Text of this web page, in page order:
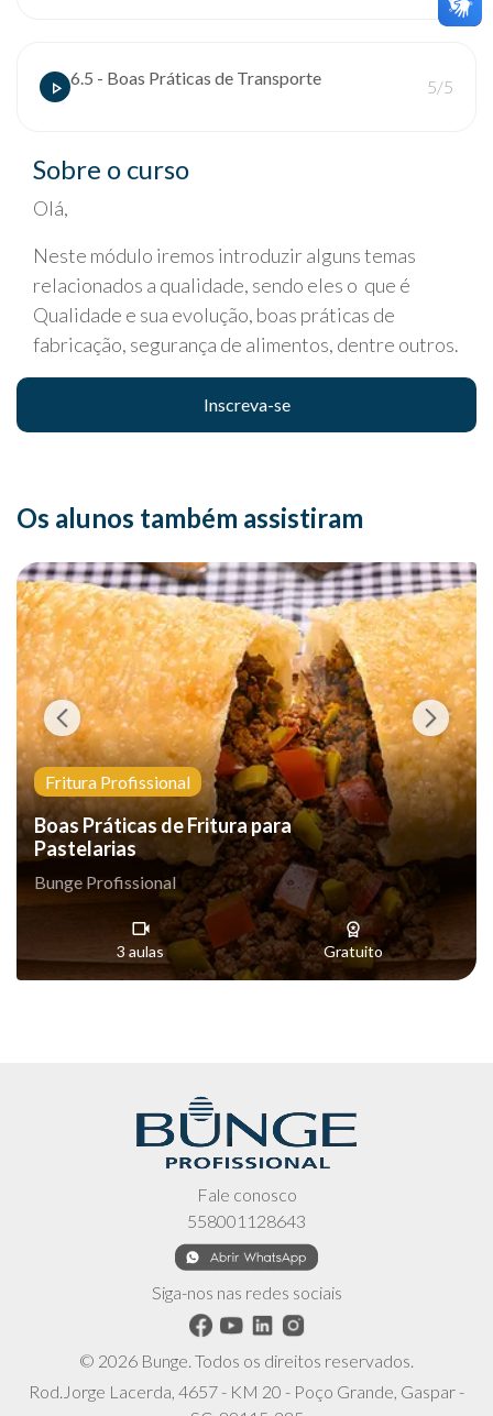
6.5 - Boas Práticas de Transporte 5/5
Sobre o curso
Olá,
Neste módulo iremos introduzir alguns temas
relacionados a qualidade, sendo eles o que é
Qualidade e sua evolução, boas práticas de
fabricação, segurança de alimentos, dentre outros.
Inscreva-se
Os alunos também assistiram
Fritura Profissional
Boas Práticas de Fritura para
Pastelarias
Bunge Profissional
3 aulas Gratuito
Fale conosco
558001128643
Siga-nos nas redes sociais
© 2026 Bunge. Todos os direitos reservados.
Rod.Jorge Lacerda, 4657 - KM 20 - Poço Grande, Gaspar -